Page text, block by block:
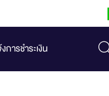
การชำระเงิน